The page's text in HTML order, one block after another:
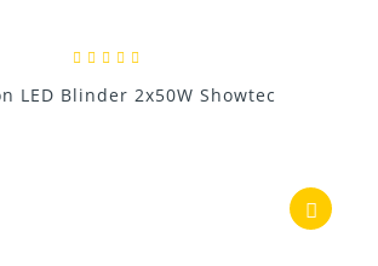
LED Blinder 2x50W Showtec